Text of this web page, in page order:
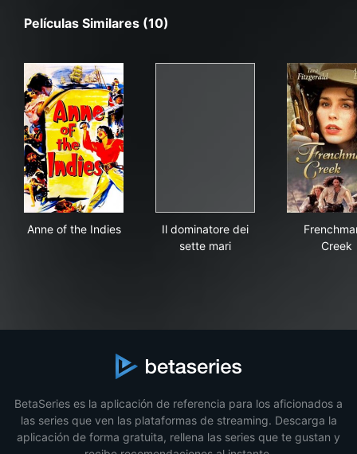
Películas Similares (10)
Anne of the Indies
Il dominatore dei
sette mari
Creek
BetaSeries es la aplicación de referencia para los aficionados a
las series que ven las plataformas de streaming. Descarga la
aplicación de forma gratuita, rellena las series que te gustan y